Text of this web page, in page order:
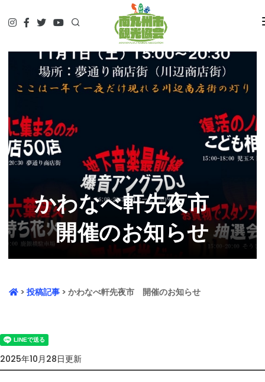
遊んで
泊まって
やってみる
調べる
ガイド予約▷
予約・問合せ・パンフ
交通関連かわなべ軒先夜市
開催のお知らせ
> 投稿記事 > かわなべ軒先夜市 開催のお知らせ
2025年10月28日更新